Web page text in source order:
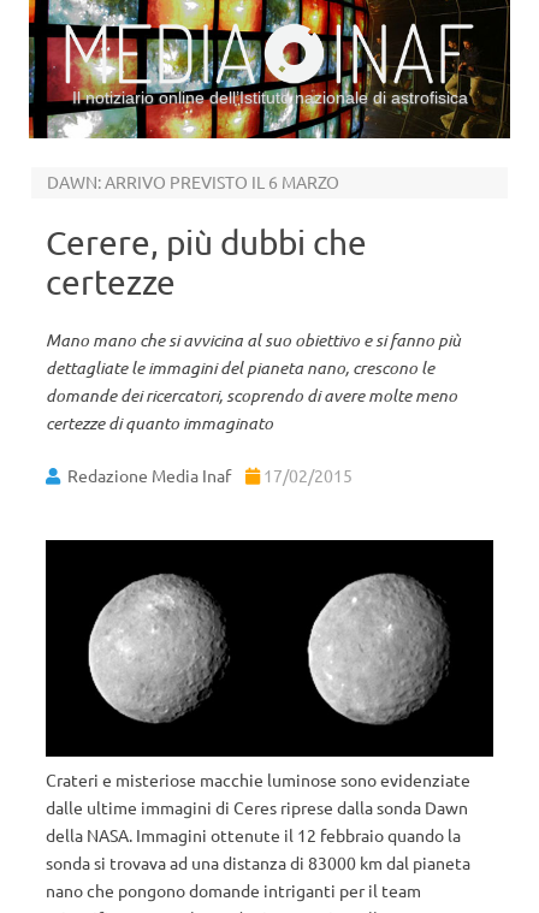
Il notiziario online dell’Istituto nazionale di astrofisica
DAWN: ARRIVO PREVISTO IL 6 MARZO
Cerere, più dubbi che
certezze
Mano mano che si avvicina al suo obiettivo e si fanno più
dettagliate le immagini del pianeta nano, crescono le
domande dei ricercatori, scoprendo di avere molte meno
certezze di quanto immaginato
Redazione Media Inaf 17/02/2015
Crateri e misteriose macchie luminose sono evidenziate
dalle ultime immagini di Ceres riprese dalla sonda Dawn
della NASA. Immagini ottenute il 12 febbraio quando la
sonda si trovava ad una distanza di 83000 km dal pianeta
nano che pongono domande intriganti per il team